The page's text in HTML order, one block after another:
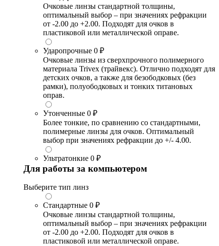
Очковые линзы стандартной толщины,
оптимальный выбор – при значениях рефракции
от -2.00 до +2.00. Подходят для очков в
пластиковой или металлической оправе.
Ударопрочные 0 ₽
Очковые линзы из сверхпрочного полимерного
материала Trivex (трайвекс). Отлично подходят для
детских очков, а также для безободковых (без
рамки), полуободковых и тонких титановых
оправ.
Утонченные 0 ₽
Более тонкие, по сравнению со стандартными,
полимерные линзы для очков. Оптимальный
выбор при значениях рефракции до +/- 4.00.
Ультратонкие 0 ₽
Для работы за компьютером
Выберите тип линз
Стандартные 0 ₽
Очковые линзы стандартной толщины,
оптимальный выбор – при значениях рефракции
от -2.00 до +2.00. Подходят для очков в
пластиковой или металлической оправе.